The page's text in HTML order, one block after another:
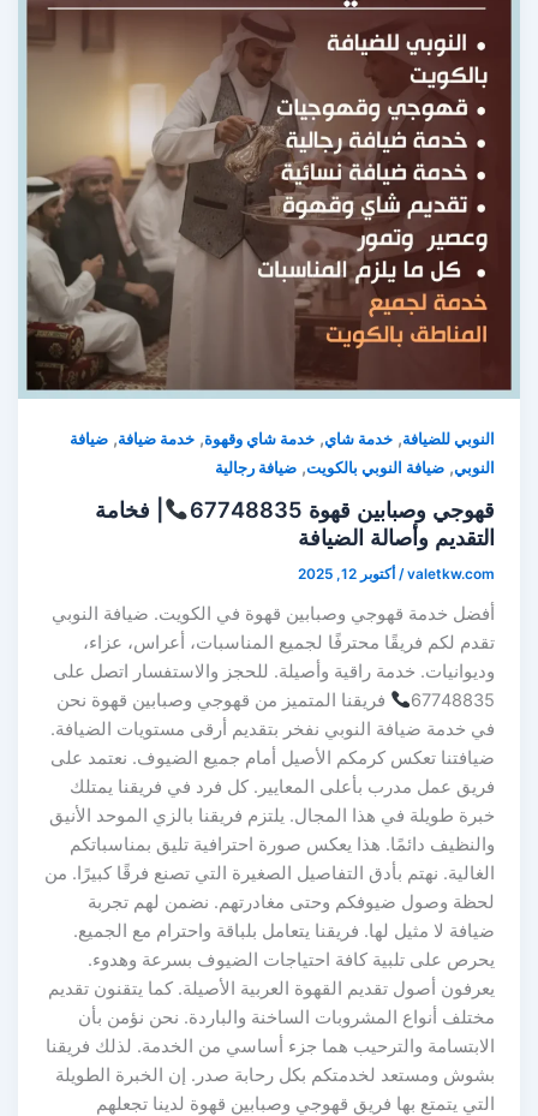
النوبي للضيافة,خدمة شاي,خدمة شاي وقهوة,خدمة ضيافة,ضيافة
النوبي,ضيافة النوبي بالكويت,ضيافة رجالية
قهوجي وصبابين قهوة 67748835
| فخامة
التقديم وأصالة الضيافة
valetkw.com
/أكتوبر 12, 2025
أفضل خدمة قهوجي وصبابين قهوة في الكويت. ضيافة النوبي
تقدم لكم فريقًا محترفًا لجميع المناسبات، أعراس، عزاء،
وديوانيات. خدمة راقية وأصيلة. للحجز والاستفسار اتصل على
67748835
فريقنا المتميز من قهوجي وصبابين قهوة نحن
في خدمة ضيافة النوبي نفخر بتقديم أرقى مستويات الضيافة.
ضيافتنا تعكس كرمكم الأصيل أمام جميع الضيوف. نعتمد على
فريق عمل مدرب بأعلى المعايير. كل فرد في فريقنا يمتلك
خبرة طويلة في هذا المجال. يلتزم فريقنا بالزي الموحد الأنيق
والنظيف دائمًا. هذا يعكس صورة احترافية تليق بمناسباتكم
الغالية. نهتم بأدق التفاصيل الصغيرة التي تصنع فرقًا كبيرًا. من
لحظة وصول ضيوفكم وحتى مغادرتهم. نضمن لهم تجربة
ضيافة لا مثيل لها. فريقنا يتعامل بلباقة واحترام مع الجميع.
يحرص على تلبية كافة احتياجات الضيوف بسرعة وهدوء.
يعرفون أصول تقديم القهوة العربية الأصيلة. كما يتقنون تقديم
مختلف أنواع المشروبات الساخنة والباردة. نحن نؤمن بأن
الابتسامة والترحيب هما جزء أساسي من الخدمة. لذلك فريقنا
بشوش ومستعد لخدمتكم بكل رحابة صدر. إن الخبرة الطويلة
التي يتمتع بها فريق قهوجي وصبابين قهوة لدينا تجعلهم